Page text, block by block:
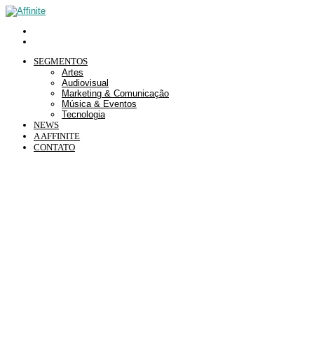
SEGMENTOS
Artes
Audiovisual
Marketing & Comunicação
Música & Eventos
Tecnologia
NEWS
A AFFINITE
CONTATO